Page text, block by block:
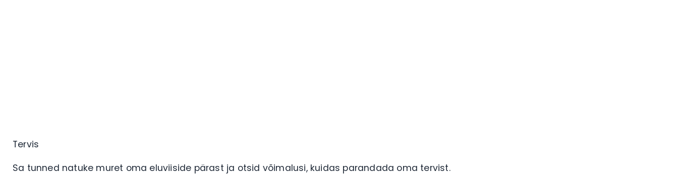
Tervis
Sa tunned natuke muret oma eluviiside pärast ja otsid võimalusi, kuidas parandada oma tervist.